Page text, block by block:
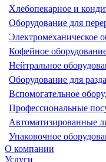
Хлебопекарное и
Оборудование для
Электромеханическое
Кофейное
Нейтральное
Оборудование для
Вспомогательное
Профессиональные
Автоматизированные
Упаковочное
О компании
Услуги